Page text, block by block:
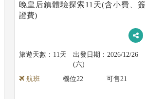
晚皇后鎮體驗探索11天(含小費、簽
證費)
11天
2026/12/26
(六)
航班
機位22 可售21